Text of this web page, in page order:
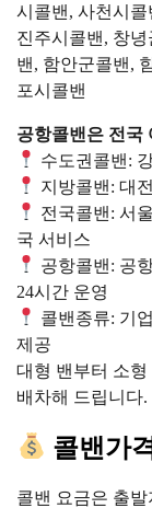
시콜밴, 사천시
진주시콜밴, 창
밴, 함안군콜밴,
포시콜밴
공항콜밴은 전국
수도권콜밴:
지방콜밴: 대
전국콜밴: 서
국 서비스
공항콜밴: 공
24시간 운영
콜밴종류: 기
제공
대형 밴부터 소
배차해 드립니다.
콜밴가
콜밴 요금은 출